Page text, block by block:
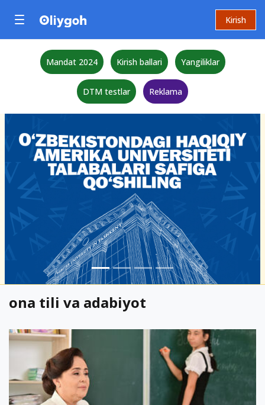
Kirish
Mandat 2024 Kirish ballari Yangiliklar
DTM testlar Reklama
ona tili va adabiyot